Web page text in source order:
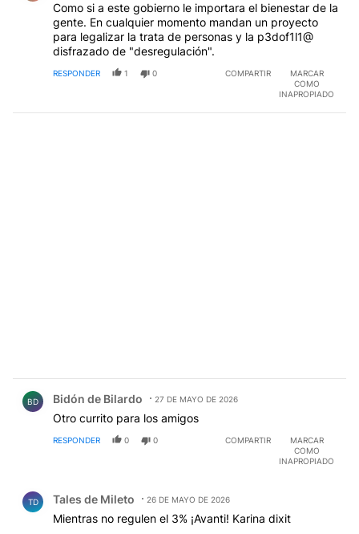
Como si a este gobierno le importara el bienestar de la
gente. En cualquier momento mandan un proyecto
para legalizar la trata de personas y la p3dof1l1@
disfrazado de "desregulación".
RESPONDER 1 0 COMPARTIR
MARCAR
COMO
INAPROPIADO
BD Bidón de Bilardo 27 DE MAYO DE 2026
Otro currito para los amigos
RESPONDER 0 0 COMPARTIR
MARCAR
COMO
INAPROPIADO
TD Tales de Mileto 26 DE MAYO DE 2026
Mientras no regulen el 3% ¡Avanti! Karina dixit